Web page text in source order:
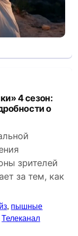
о
зрителей
за тем, как
, пышные
Телеканал